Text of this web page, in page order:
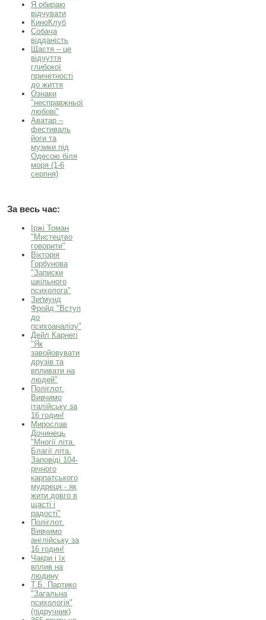
Я обираю
відчувати
КиноКлуб
Собача
відданість
Щастя – це
відчуття
глибокої
причетності
до життя
Ознаки
"несправжньої
любові"
Aватар –
фестиваль
йоги та
музики під
Одесою біля
моря (1-6
серпня)
За весь час:
Іржі Томан
"Мистецтво
говорити"
Вікторія
Горбунова
"Записки
шкільного
психолога"
Зиґмунд
Фройд "Вступ
до
психоаналізу"
Дейл Карнегі
"Як
завойовувати
друзів та
впливати на
людей"
Поліглот.
Вивчимо
італійську за
16 годин!
Мирослав
Дочинець
"Многії літа.
Благії літа.
Заповіді 104-
річного
карпатського
мудреця - як
жити довго в
щасті і
радості"
Поліглот.
Вивчимо
англійську за
16 годин!
Чакри і їх
вплив на
людину
Т.Б. Партико
"Загальна
психологія"
(підручник)